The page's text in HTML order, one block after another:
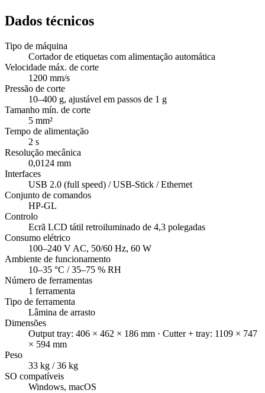
Dados técnicos
Tipo de máquina
Cortador de etiquetas com alimentação automática
Velocidade máx. de corte
1200 mm/s
Pressão de corte
10–400 g, ajustável em passos de 1 g
Tamanho mín. de corte
5 mm²
Tempo de alimentação
2 s
Resolução mecânica
0,0124 mm
Interfaces
USB 2.0 (full speed) / USB-Stick / Ethernet
Conjunto de comandos
HP-GL
Controlo
Ecrã LCD tátil retroiluminado de 4,3 polegadas
Consumo elétrico
100–240 V AC, 50/60 Hz, 60 W
Ambiente de funcionamento
10–35 °C / 35–75 % RH
Número de ferramentas
1 ferramenta
Tipo de ferramenta
Lâmina de arrasto
Dimensões
Output tray: 406 × 462 × 186 mm · Cutter + tray: 1109 × 747
× 594 mm
Peso
33 kg / 36 kg
SO compatíveis
Windows, macOS